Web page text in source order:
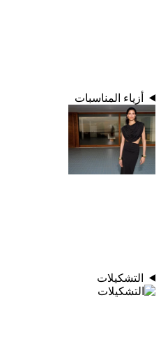
أزياء المناسبات
التشكيلات